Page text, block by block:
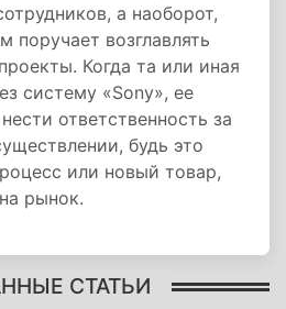
а наоборот,
поручает возглавлять
Когда та или иная
систему «Sony», ее
ответственность за
будь это
или новый товар,
рынок.
СТАТЬИ